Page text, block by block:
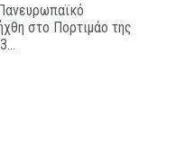
στο Πορτιμάο της